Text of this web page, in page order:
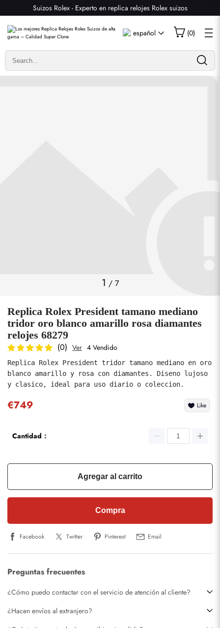
Suizos Rolex - Experto en replica relojes Rolex suizos
español (0)
1 / 7
Replica Rolex President tamano mediano
tridor oro blanco amarillo rosa diamantes
relojes 68279
(0) Ver 4 Vendido
Replica Rolex President tridor tamano mediano en oro
blanco amarillo y rosa con diamantes. Diseno lujoso
y clasico, ideal para uso diario o coleccion.
€749 Like
Cantidad：
Agregar al carrito
Compra
Facebook Twitter Pinterest Email
Preguntas frecuentes
¿Cómo puedo contactar con el servicio de atención al cliente?
¿Hacen envíos al extranjero?
Escribir una reseña
Solo los clientes que hayan comprado este artículo pueden
dejar una reseña.
Valoración
enviar